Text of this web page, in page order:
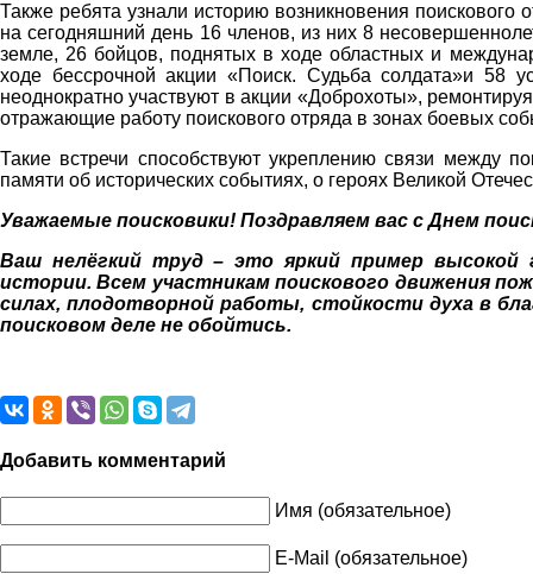
Также ребята узнали историю возникновения
на сегодняшний день 16 членов, из них 8
земле, 26 бойцов, поднятых в ходе областных и
ходе бессрочной акции «Поиск. Судьба солдата»и 58
неоднократно участвуют в акции «Доброхоты»,
отражающие работу поискового отряда в зонах боевых
Такие встречи способствуют укреплению связи между
памяти об исторических событиях, о героях Великой
Уважаемые поисковики! Поздравляем вас с Днем
Ваш нелёгкий труд –это яркий пример высокой
истории.Всем участникампоискового движения
силах, плодотворной работы, стойкости духа в
поисковом деле не обойтись.
Добавить комментарий
Имя (обязательное)
E-Mail (обязательное)